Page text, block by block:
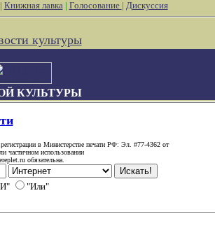
Книжная лавка| Голосование | Дискуссия
культуры
КУЛЬТУРЫ
в Министерстве печати РФ: Эл. #77-4362 от
частичном использовании
обязательна.
"Или"